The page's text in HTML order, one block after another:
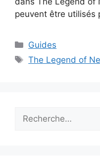
peuvent être utilisés
Catégories
Guides
Étiquettes
The Legend of